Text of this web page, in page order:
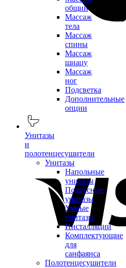
общий
Массаж
тела
Массаж
спины
Массаж
шиацу
Массаж
ног
Подсветка
Дополнительные
опции
Унитазы
и
полотенцесушители
Унитазы
Напольные
унитазы
Подвесные
унитазы
Умные
унитазы
Инсталляции
Комплектующие
для
санфаянса
Полотенцесушители